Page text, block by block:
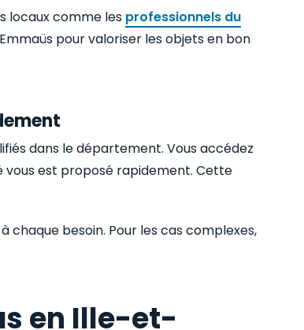
locaux comme les professionnels du
pour valoriser les objets en bon
dans le département. Vous accédez
vous est proposé rapidement. Cette
besoin. Pour les cas complexes,
en Ille-et-